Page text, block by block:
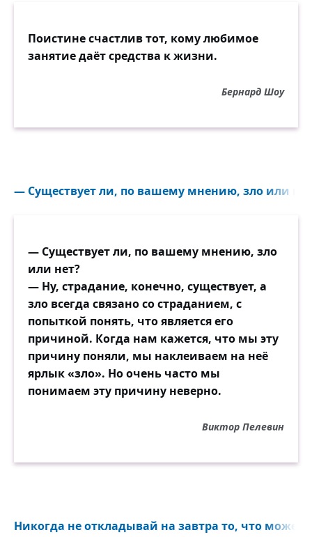
Поистине счастлив тот, кому любимое
занятие даёт средства к жизни.
Бернард Шоу
— Существует ли, по вашему мнению, зло или
— Существует ли, по вашему мнению, зло
или нет?
— Ну, страдание, конечно, существует, а
зло всегда связано со страданием, с
попыткой понять, что является его
причиной. Когда нам кажется, что мы эту
причину поняли, мы наклеиваем на неё
ярлык «зло». Но очень часто мы
понимаем эту причину неверно.
Виктор Пелевин
Никогда не откладывай на завтра то, что может